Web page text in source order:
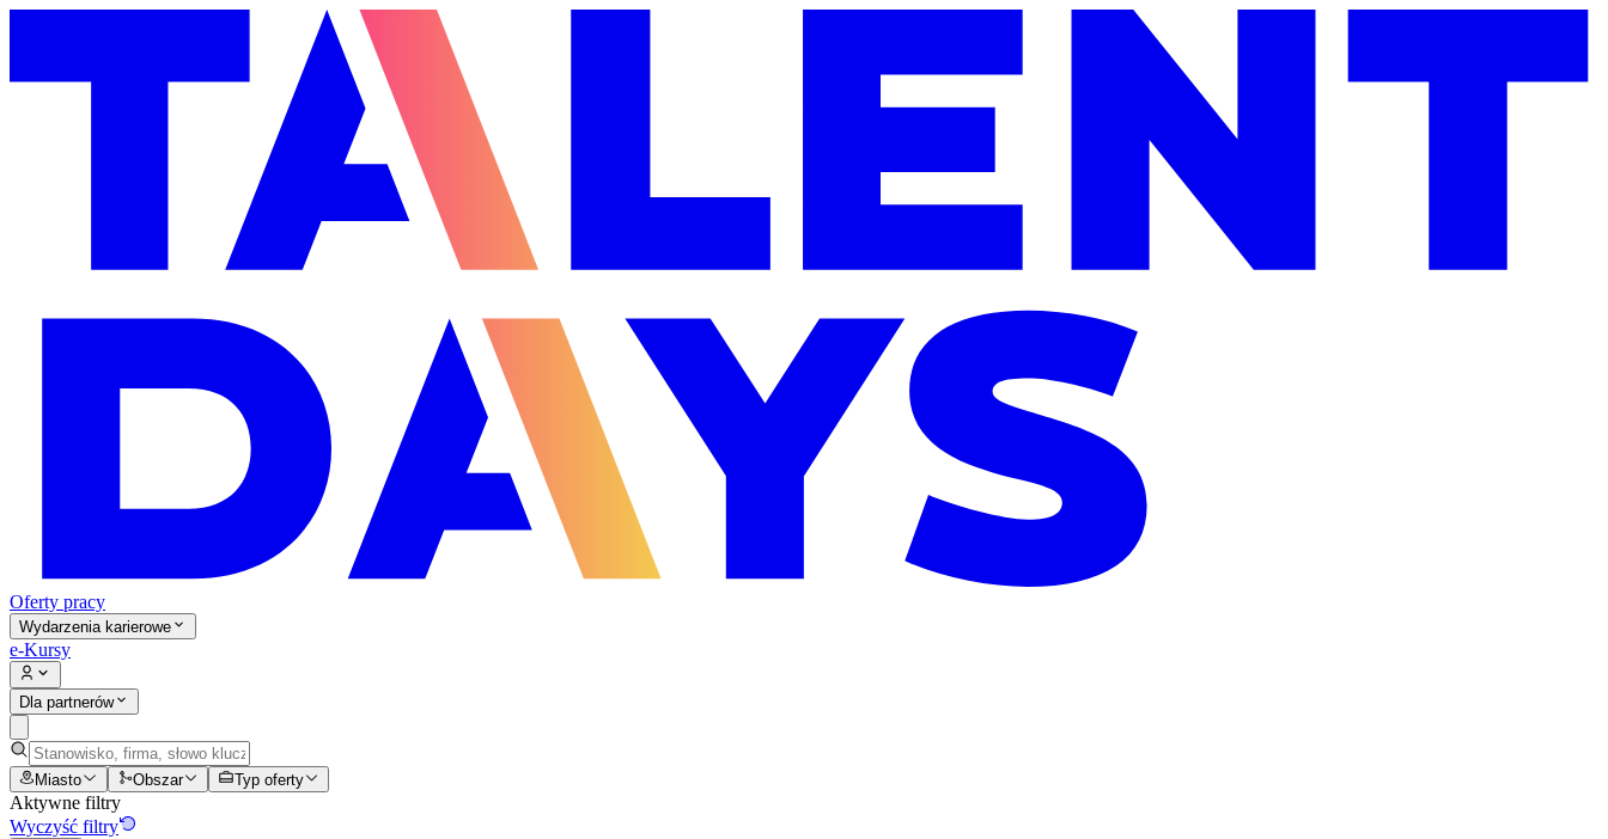
Oferty pracy
Wydarzenia karierowe
e-Kursy
Dla partnerów
Miasto Obszar Typ oferty
Aktywne filtry
Wyczyść filtry